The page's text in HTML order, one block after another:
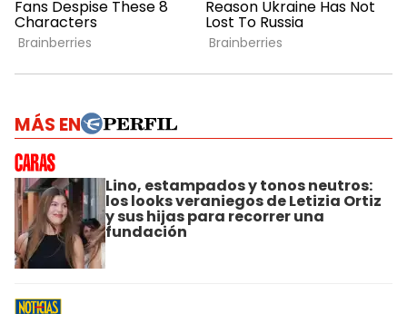
MÁS EN
Lino, estampados y tonos neutros:
los looks veraniegos de Letizia Ortiz
y sus hijas para recorrer una
fundación